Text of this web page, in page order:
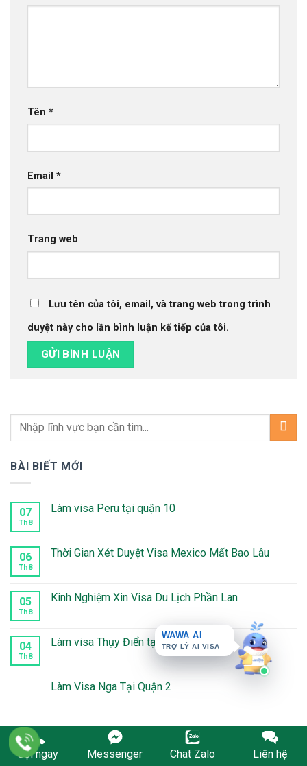
WAWA AI
TRỢ LÝ AI VISA
Tên *
Email *
Trang web
Lưu tên của tôi, email, và trang web trong trình
duyệt này cho lần bình luận kế tiếp của tôi.
BÀI BIẾT MỚI
07
Th8
Làm visa Peru tại quận 10
luận
ở
tại
quận
06
Th8
Thời Gian Xét Duyệt Visa Mexico Mất Bao Lâu
luận
ở
Duyệt
Visa
Lâu
05
Th8
Kinh Nghiệm Xin Visa Du Lịch Phần Lan
luận
ở
Visa
Du
04
Th8
Làm visa Thụy Điển tại Quận 5
luận
ở
Điển
5
Làm Visa Nga Tại Quận 2
luận
Visa
Gọi ngay Messenger Chat Zalo Liên hệ